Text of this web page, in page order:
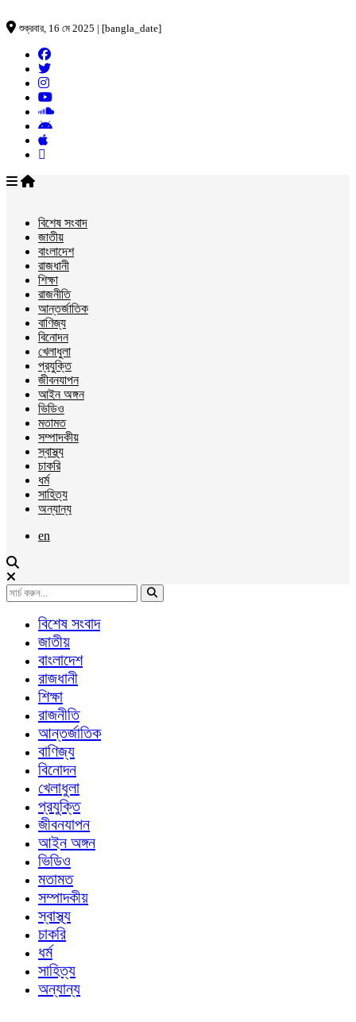
শুক্রবার, 16 মে 2025 | [bangla_date]
বিশেষ সংবাদ
জাতীয়
বাংলাদেশ
রাজধানী
শিক্ষা
রাজনীতি
আন্তর্জাতিক
বাণিজ্য
বিনোদন
খেলাধুলা
প্রযুক্তি
জীবনযাপন
আইন অঙ্গন
ভিডিও
মতামত
সম্পাদকীয়
স্বাস্থ্য
চাকরি
ধর্ম
সাহিত্য
অন্যান্য
en
বিশেষ সংবাদ
জাতীয়
বাংলাদেশ
রাজধানী
শিক্ষা
রাজনীতি
আন্তর্জাতিক
বাণিজ্য
বিনোদন
খেলাধুলা
প্রযুক্তি
জীবনযাপন
আইন অঙ্গন
ভিডিও
মতামত
সম্পাদকীয়
স্বাস্থ্য
চাকরি
ধর্ম
সাহিত্য
অন্যান্য